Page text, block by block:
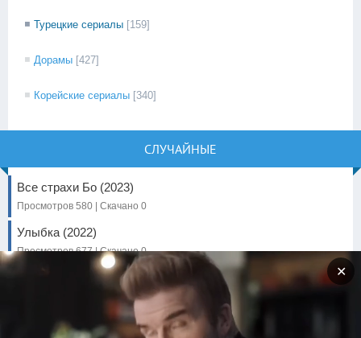
Турецкие сериалы [159]
Дорамы [427]
Корейские сериалы [340]
СЛУЧАЙНЫЕ
Все страхи Бо (2023)
Просмотров 580 | Скачано 0
Улыбка (2022)
Просмотров 677 | Скачано 0
Кот и пёс (2024)
Просмотров 918 | Скачано 0
Дом с привидениями (2023)
✕